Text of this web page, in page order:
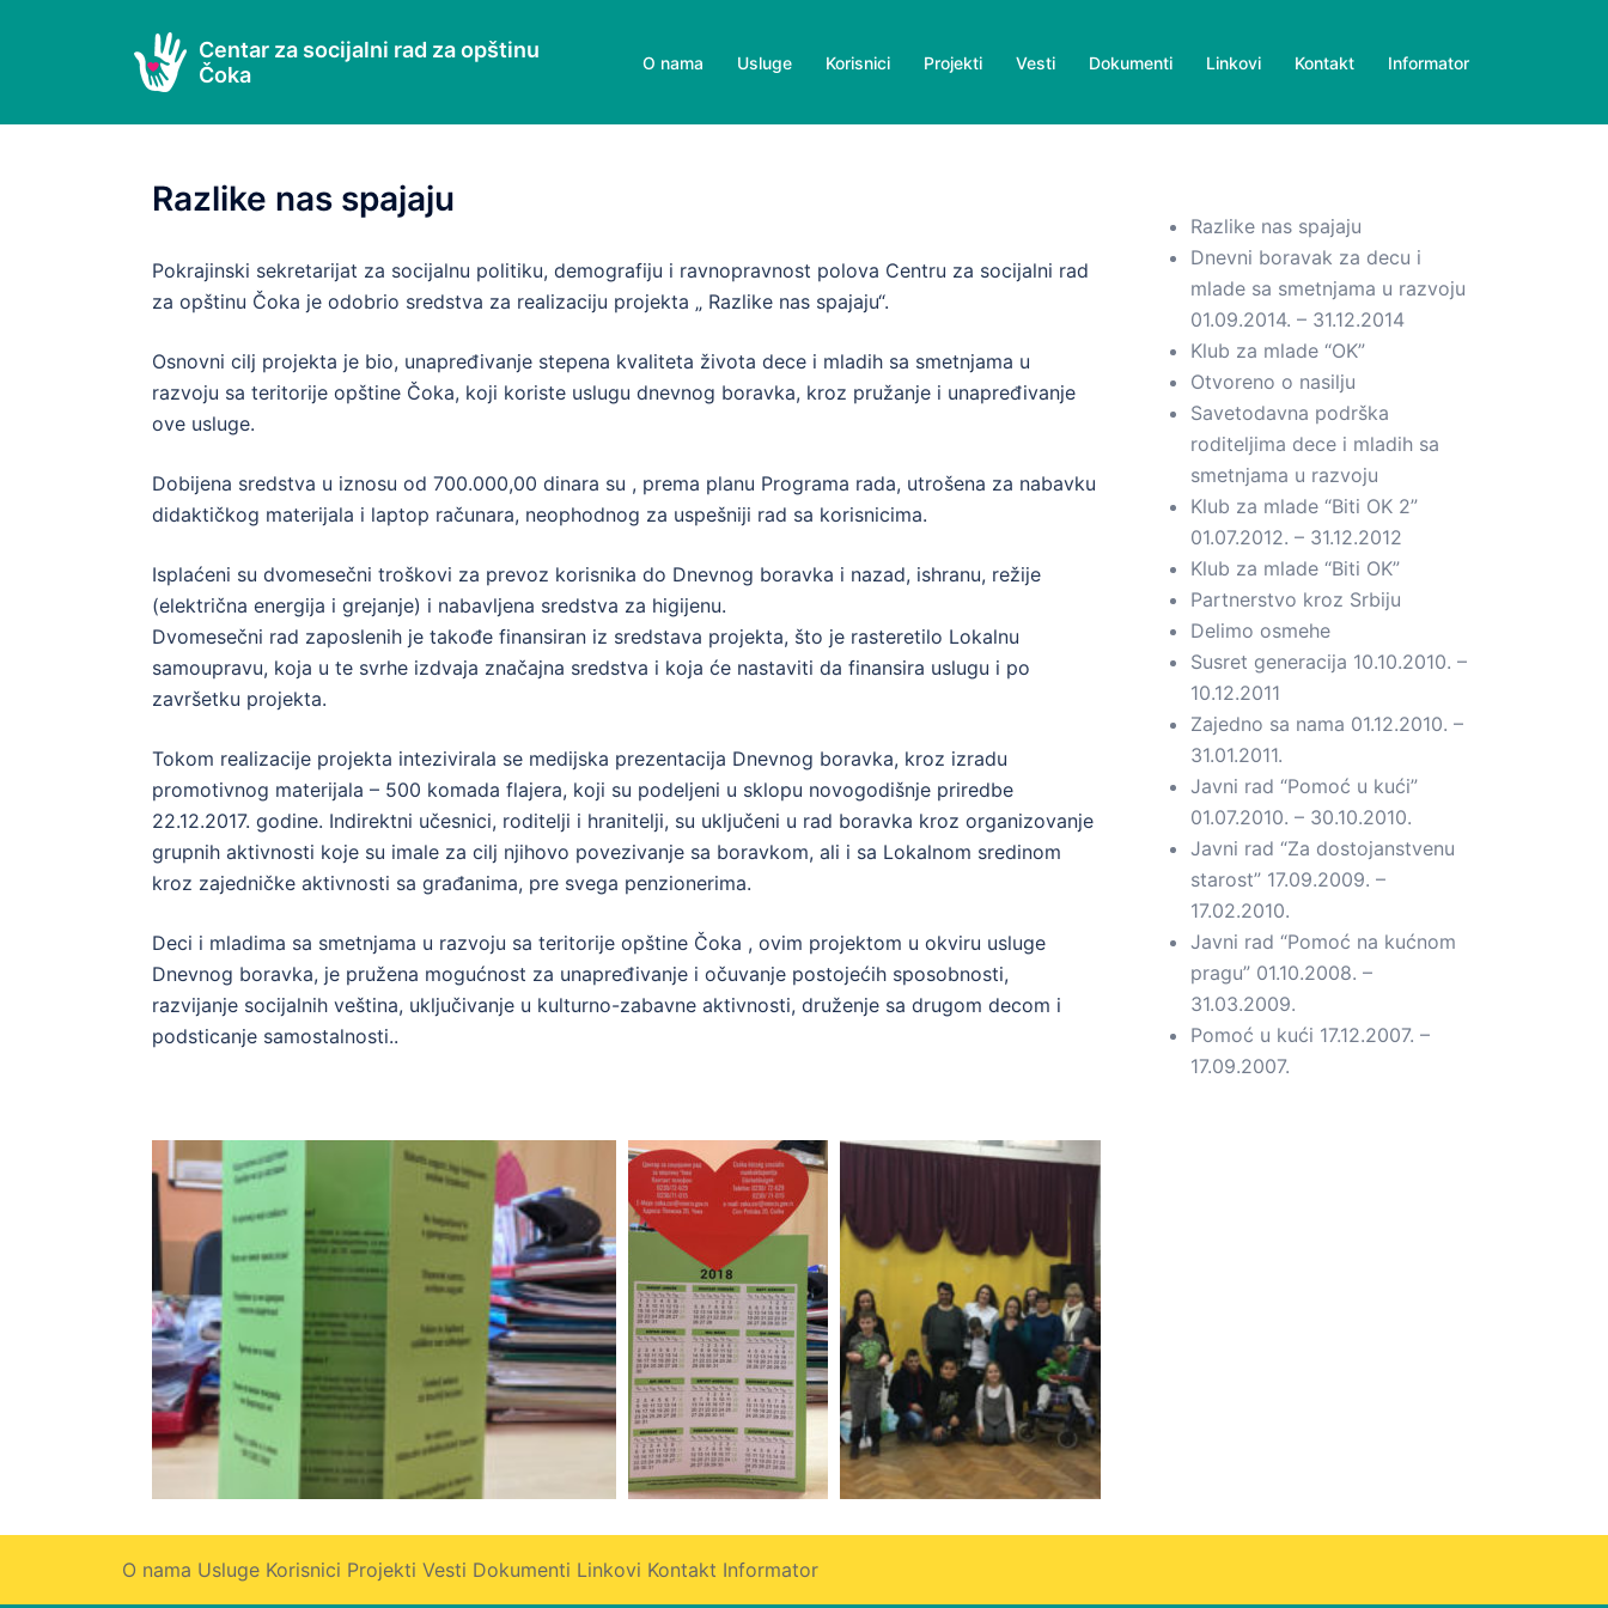
Centar za socijalni rad za opštinu
Čoka
O nama Usluge Korisnici Projekti Vesti Dokumenti Linkovi Kontakt Informator
Razlike nas spajaju
Pokrajinski sekretarijat za socijalnu politiku, demografiju i ravnopravnost polova Centru za socijalni rad
za opštinu Čoka je odobrio sredstva za realizaciju projekta „ Razlike nas spajaju“.
Osnovni cilj projekta je bio, unapređivanje stepena kvaliteta života dece i mladih sa smetnjama u
razvoju sa teritorije opštine Čoka, koji koriste uslugu dnevnog boravka, kroz pružanje i unapređivanje
ove usluge.
Dobijena sredstva u iznosu od 700.000,00 dinara su , prema planu Programa rada, utrošena za nabavku
didaktičkog materijala i laptop računara, neophodnog za uspešniji rad sa korisnicima.
Isplaćeni su dvomesečni troškovi za prevoz korisnika do Dnevnog boravka i nazad, ishranu, režije
(električna energija i grejanje) i nabavljena sredstva za higijenu.
Dvomesečni rad zaposlenih je takođe finansiran iz sredstava projekta, što je rasteretilo Lokalnu
samoupravu, koja u te svrhe izdvaja značajna sredstva i koja će nastaviti da finansira uslugu i po
završetku projekta.
Tokom realizacije projekta intezivirala se medijska prezentacija Dnevnog boravka, kroz izradu
promotivnog materijala – 500 komada flajera, koji su podeljeni u sklopu novogodišnje priredbe
22.12.2017. godine. Indirektni učesnici, roditelji i hranitelji, su uključeni u rad boravka kroz organizovanje
grupnih aktivnosti koje su imale za cilj njihovo povezivanje sa boravkom, ali i sa Lokalnom sredinom
kroz zajedničke aktivnosti sa građanima, pre svega penzionerima.
Deci i mladima sa smetnjama u razvoju sa teritorije opštine Čoka , ovim projektom u okviru usluge
Dnevnog boravka, je pružena mogućnost za unapređivanje i očuvanje postojećih sposobnosti,
razvijanje socijalnih veština, uključivanje u kulturno-zabavne aktivnosti, druženje sa drugom decom i
podsticanje samostalnosti..
Razlike nas spajaju
Dnevni boravak za decu i
mlade sa smetnjama u razvoju
01.09.2014. – 31.12.2014
Klub za mlade “OK”
Otvoreno o nasilju
Savetodavna podrška
roditeljima dece i mladih sa
smetnjama u razvoju
Klub za mlade “Biti OK 2”
01.07.2012. – 31.12.2012
Klub za mlade “Biti OK”
Partnerstvo kroz Srbiju
Delimo osmehe
Susret generacija 10.10.2010. –
10.12.2011
Zajedno sa nama 01.12.2010. –
31.01.2011.
Javni rad “Pomoć u kući”
01.07.2010. – 30.10.2010.
Javni rad “Za dostojanstvenu
starost” 17.09.2009. –
17.02.2010.
Javni rad “Pomoć na kućnom
pragu” 01.10.2008. –
31.03.2009.
Pomoć u kući 17.12.2007. –
17.09.2007.
O nama Usluge Korisnici Projekti Vesti Dokumenti Linkovi Kontakt Informator